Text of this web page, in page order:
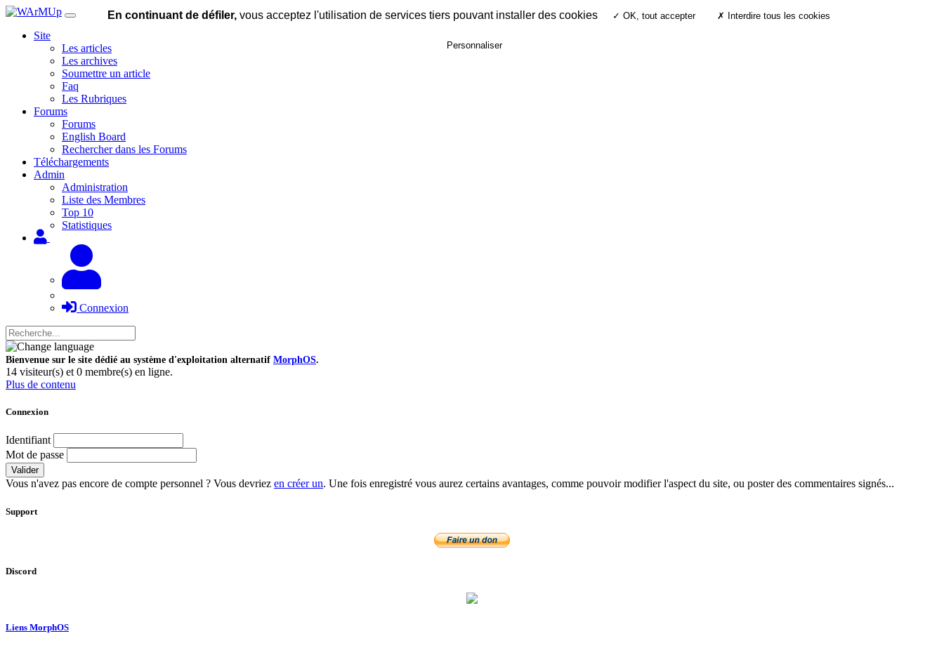
Site
Les articles
Les archives
Soumettre un article
Faq
Les Rubriques
Forums
Forums
English Board
Rechercher dans les Forums
Téléchargements
Admin
Administration
Liste des Membres
Top 10
Statistiques
Connexion
Bienvenue sur le site dédié au système d'exploitation alternatif MorphOS.
14 visiteur(s) et 0 membre(s) en ligne.
Plus de contenu
Connexion
Identifiant
Mot de passe
Valider
Vous n'avez pas encore de compte personnel ? Vous devriez en créer un. Une fois enregistré vous aurez certains avantages, comme pouvoir modifier l'aspect du site, ou poster des commentaires signés...
Support
Discord
Liens MorphOS
En continuant de défiler,vous acceptez l'utilisation de services tiers pouvant installer des cookies ✓ OK, tout accepter ✗ Interdire tous les cookies
Personnaliser